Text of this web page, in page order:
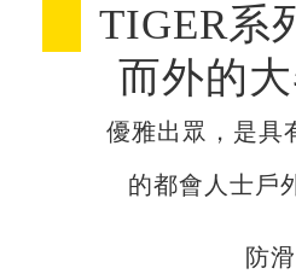
TIGER系
而外的
優雅出眾，是具
的都會人士戶
防滑